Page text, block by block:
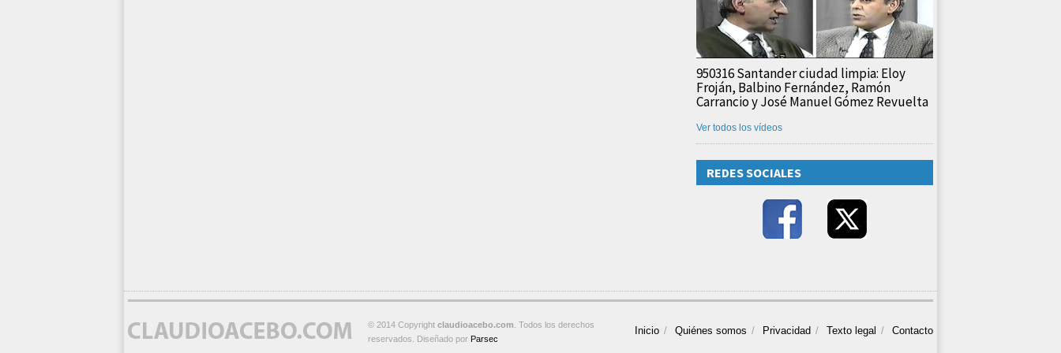
950316 Santander ciudad limpia: Eloy
Froján, Balbino Fernández, Ramón
Carrancio y José Manuel Gómez Revuelta
Ver todos los vídeos
REDES SOCIALES
Inicio Quiénes somos Privacidad Texto legal Contacto
© 2014 Copyright claudioacebo.com . Todos los derechos
reservados. Diseñado por Parsec